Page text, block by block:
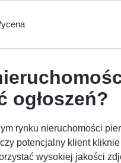
ogłoszeń?
rynku nieruchomości
potencjalny klient
wysokiej jakości